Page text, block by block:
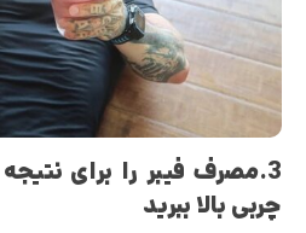
3.مصرف فیبر را برای
چربی بالا ببرید